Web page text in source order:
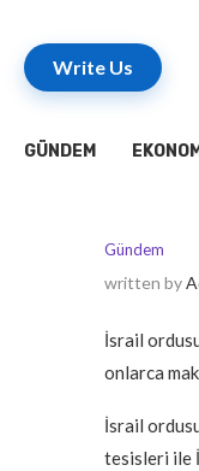
Write Us
GÜNDEM EKONOMI
Gündem
written by
İsrail
onlarca
İsrail
tesisleri ile